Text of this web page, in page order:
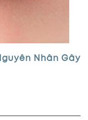
Nhân Gây